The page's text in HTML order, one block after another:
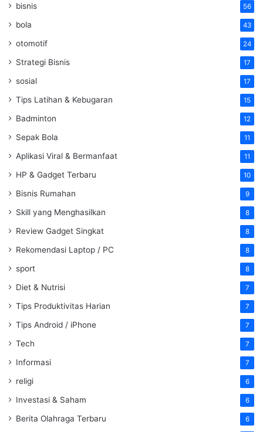
bisnis 56
bola 43
otomotif 24
Strategi Bisnis 17
sosial 17
Tips Latihan & Kebugaran 15
Badminton 12
Sepak Bola 11
Aplikasi Viral & Bermanfaat 11
HP & Gadget Terbaru 10
Bisnis Rumahan 9
Skill yang Menghasilkan 8
Review Gadget Singkat 8
Rekomendasi Laptop / PC 8
sport 8
Diet & Nutrisi 7
Tips Produktivitas Harian 7
Tips Android / iPhone 7
Tech 7
Informasi 7
religi 6
Investasi & Saham 6
Berita Olahraga Terbaru 6